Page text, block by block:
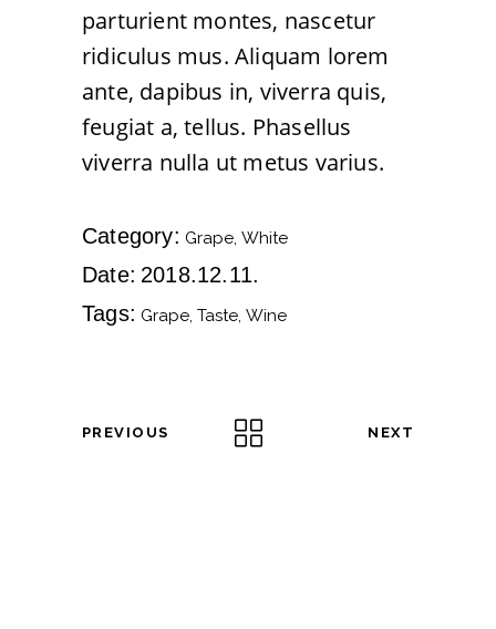
parturient montes, nascetur
ridiculus mus. Aliquam lorem
ante, dapibus in, viverra quis,
feugiat a, tellus. Phasellus
viverra nulla ut metus varius.
Category: Grape White
Date: 2018.12.11.
Tags: Grape Taste Wine
PREVIOUS NEXT